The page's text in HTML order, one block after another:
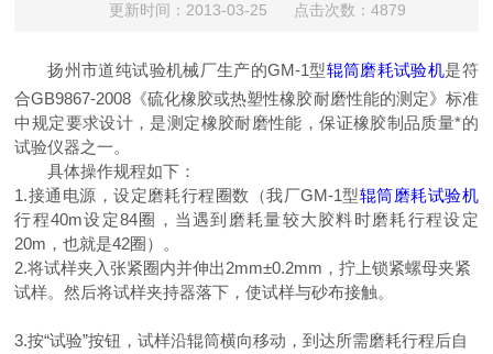
更新时间：2013-03-25 点击次数：4879
扬州市道纯试验机械厂生产的GM-1型辊筒磨耗试验机是符
合GB9867-2008《硫化橡胶或热塑性橡胶耐磨性能的测定》标准
中规定要求设计，是测定橡胶耐磨性能，保证橡胶制品质量*的
试验仪器之一。
具体操作规程如下：
1.接通电源，设定磨耗行程圈数（我厂GM-1型辊筒磨耗试验机
行程40m设定84圈，当遇到磨耗量较大胶料时磨耗行程设定
20m，也就是42圈）。
2.将试样夹入张紧圈内并伸出2mm±0.2mm，拧上锁紧螺母夹紧
试样。然后将试样夹持器落下，使试样与砂布接触。
3.按“试验”按钮，试样沿辊筒横向移动，到达所需磨耗行程后自